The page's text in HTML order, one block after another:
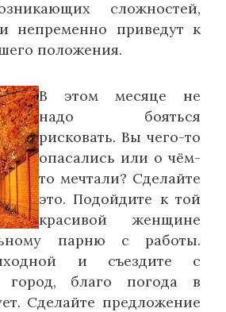
сложностей,
непременно приведут к
положения.
В этом месяце не
надо бояться
рисковать. Вы чего-то
опасались или о чём-
то мечтали? Сделайте
это. Подойдите к той
красивой женщине
парню с работы.
и съездите с
город, благо погода в
Сделайте предложение